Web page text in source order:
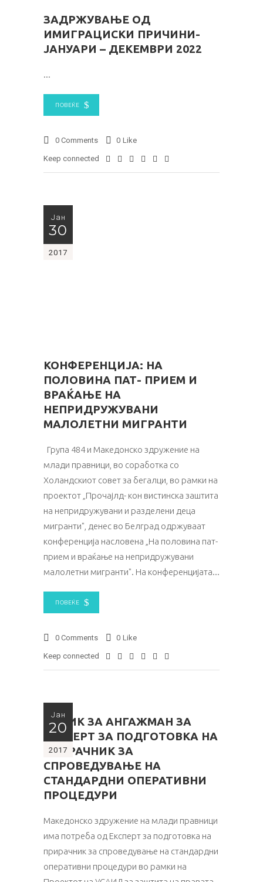
ЗАДРЖУВАЊЕ ОД
ИМИГРАЦИСКИ ПРИЧИНИ-
ЈАНУАРИ – ДЕКЕМВРИ 2022
ПОВЕЌЕ
0 Comments 0 Like
Keep connected
Јан
30
2017
КОНФЕРЕНЦИЈА: НА
ПОЛОВИНА ПАТ- ПРИЕМ И
ВРАЌАЊЕ НА
НЕПРИДРУЖУВАНИ
МАЛОЛЕТНИ МИГРАНТИ
Група 484 и Македонско здружение на
млади правници, во соработка со
Холандскиот совет за бегалци, во рамки на
проектот „Прочајлд- кон вистинска заштита
на непридружувани и разделени деца
мигранти", денес во Белград одржуваат
конференција насловена „На половина пат-
прием и враќање на непридружувани
малолетни мигранти". На конференцијата
ПОВЕЌЕ
0 Comments 0 Like
Keep connected
Јан
20
2017
ПОВИК ЗА АНГАЖМАН ЗА
ЕКСПЕРТ ЗА ПОДГОТОВКА НА
ПРИРАЧНИК ЗА
СПРОВЕДУВАЊЕ НА
СТАНДАРДНИ ОПЕРАТИВНИ
ПРОЦЕДУРИ
Македонско здружение на млади правници
има потреба од Експерт за подготовка на
прирачник за спроведување на стандардни
оперативни процедури во рамки на